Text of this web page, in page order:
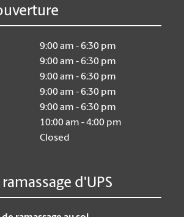
9:00 am - 6:30 pm
9:00 am - 6:30 pm
9:00 am - 6:30 pm
9:00 am - 6:30 pm
9:00 am - 6:30 pm
10:00 am - 4:00 pm
Closed
d'UPS